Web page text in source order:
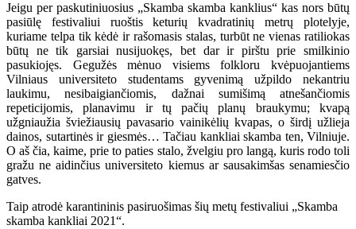
Jeigu per paskutiniuosius „Skamba skamba kanklius“ kas nors būtų
pasiūlę festivaliui ruoštis keturių kvadratinių metrų plotelyje,
kuriame telpa tik kėdė ir rašomasis stalas, turbūt ne vienas ratiliokas
būtų ne tik garsiai nusijuokęs, bet dar ir pirštu prie smilkinio
pasukiojęs. Gegužės mėnuo visiems folkloru kvėpuojantiems
Vilniaus universiteto studentams gyvenimą užpildo nekantriu
laukimu, nesibaigiančiomis, dažnai sumišimą atnešančiomis
repeticijomis, planavimu ir tų pačių planų braukymu; kvapą
užgniaužia šviežiausių pavasario vainikėlių kvapas, o širdį užlieja
dainos, sutartinės ir giesmės… Tačiau kankliai skamba ten, Vilniuje.
O aš čia, kaime, prie to paties stalo, žvelgiu pro langą, kuris rodo toli
gražu ne aidinčius universiteto kiemus ar sausakimšas senamiesčio
gatves.
Taip atrodė karantininis pasiruošimas šių metų festivaliui „Skamba
skamba kankliai 2021“.